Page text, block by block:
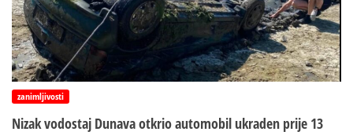
zanimljivosti
Nizak vodostaj Dunava otkrio automobil ukraden prije 13